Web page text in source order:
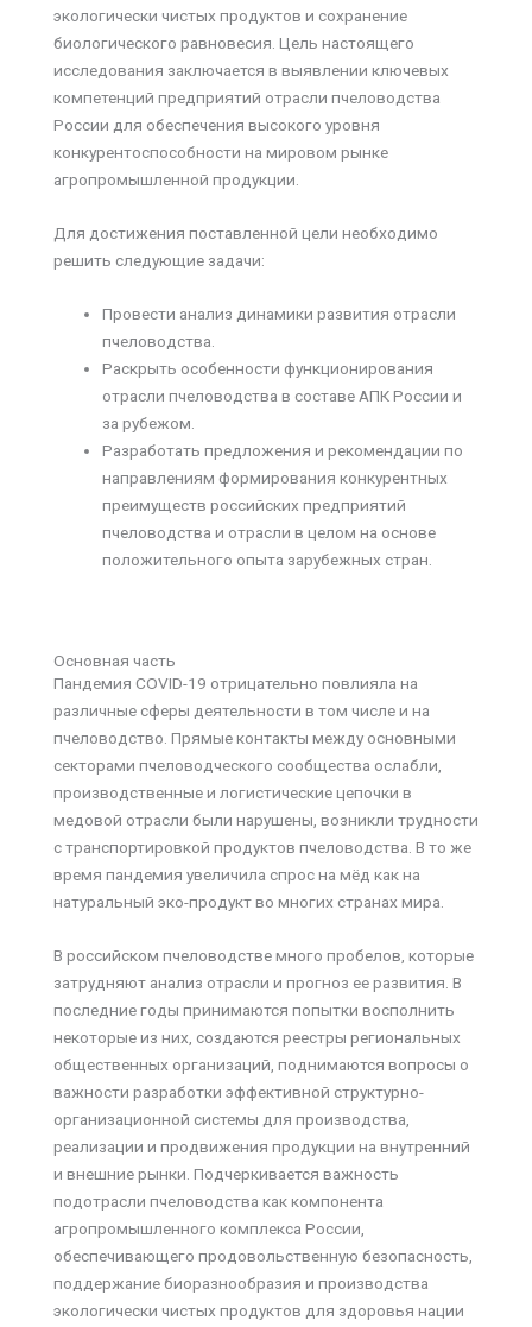
экологически чистых продуктов и сохранение
биологического равновесия. Цель настоящего
исследования заключается в выявлении ключевых
компетенций предприятий отрасли пчеловодства
России для обеспечения высокого уровня
конкурентоспособности на мировом рынке
агропромышленной продукции.
Для достижения поставленной цели необходимо
решить следующие задачи:
Провести анализ динамики развития отрасли
пчеловодства.
Раскрыть особенности функционирования
отрасли пчеловодства в составе АПК России и
за рубежом.
Разработать предложения и рекомендации по
направлениям формирования конкурентных
преимуществ российских предприятий
пчеловодства и отрасли в целом на основе
положительного опыта зарубежных стран.
Основная часть
Пандемия COVID-19 отрицательно повлияла на
различные сферы деятельности в том числе и на
пчеловодство. Прямые контакты между основными
секторами пчеловодческого сообщества ослабли,
производственные и логистические цепочки в
медовой отрасли были нарушены, возникли трудности
с транспортировкой продуктов пчеловодства. В то же
время пандемия увеличила спрос на мёд как на
натуральный эко-продукт во многих странах мира.
В российском пчеловодстве много пробелов, которые
затрудняют анализ отрасли и прогноз ее развития. В
последние годы принимаются попытки восполнить
некоторые из них, создаются реестры региональных
общественных организаций, поднимаются вопросы о
важности разработки эффективной структурно-
организационной системы для производства,
реализации и продвижения продукции на внутренний
и внешние рынки. Подчеркивается важность
подотрасли пчеловодства как компонента
агропромышленного комплекса России,
обеспечивающего продовольственную безопасность,
поддержание биоразнообразия и производства
экологически чистых продуктов для здоровья нации